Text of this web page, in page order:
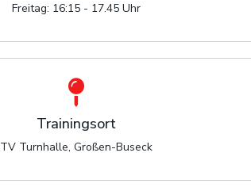
Freitag: 16:15 - 17.45 Uhr
Trainingsort
TV Turnhalle, Großen-Buseck